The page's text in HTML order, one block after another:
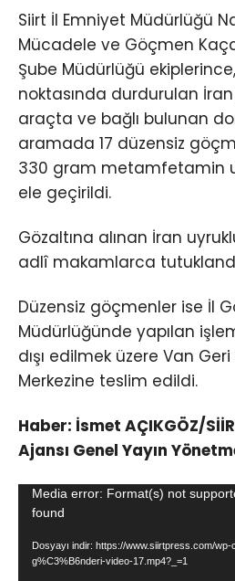
Siirt İl Emniyet Müdürlüğü
Mücadele ve Göçmen
Şube Müdürlüğü
noktasında durdurulan
araçta ve bağlı bulunan
aramada 17 düzensiz
330 gram metamfetamin
ele geçirildi.
Gözaltına alınan İran
adlî makamlarca
Düzensiz göçmenler ise İl
Müdürlüğünde yapılan
dışı edilmek üzere Van
Merkezine teslim edildi.
Haber: İsmet AÇIKGÖZ/
Ajansı Genel Yayın
Video
oynatıcı
Media error: Format(s) not
found
Dosyayı indir: https://www.siirtpress.com/
g%C3%B6nderi-video-17.mp4?_=1